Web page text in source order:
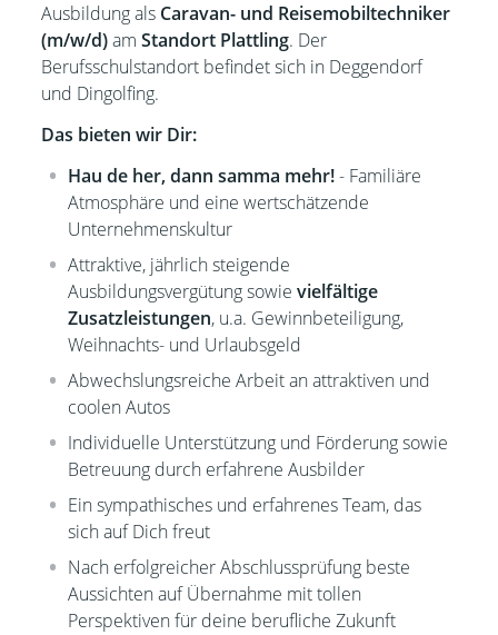
Ausbildung als Caravan- und Reisemobiltechniker
(m/w/d)amStandort Plattling. Der
Berufsschulstandort befindet sich in Deggendorf
und Dingolfing.
Das bieten wir Dir:
Hau de her, dann samma mehr!- Familiäre
Atmosphäre und eine wertschätzende
Unternehmenskultur
Attraktive, jährlich steigende
Ausbildungsvergütung sowievielfältige
Zusatzleistungen, u.a. Gewinnbeteiligung,
Weihnachts- und Urlaubsgeld
Abwechslungsreiche Arbeit an attraktiven und
coolen Autos
Individuelle Unterstützung und Förderung sowie
Betreuung durch erfahrene Ausbilder
Ein sympathisches und erfahrenes Team, das
sich auf Dich freut
Nach erfolgreicher Abschlussprüfung beste
Aussichten auf Übernahme mit tollen
Perspektiven für deine berufliche Zukunft